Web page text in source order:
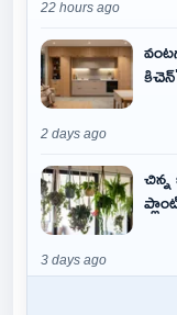
22 hours ago
2 days ago
3 days ago